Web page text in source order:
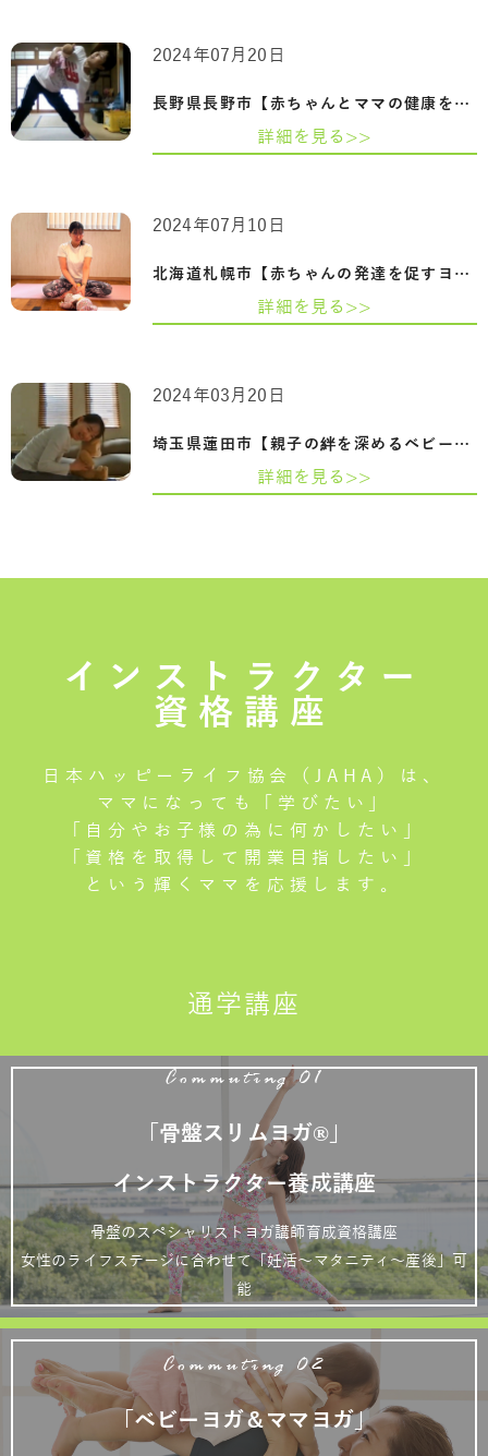
長野県長野市【赤ちゃんとママの健康を守…
2024年07月20日
詳細を見る>>
北海道札幌市【赤ちゃんの発達を促すヨガ…
2024年07月10日
詳細を見る>>
埼玉県蓮田市【親子の絆を深めるベビーヨ…
2024年03月20日
詳細を見る>>
インストラクター
資格講座
日本ハッピーライフ協会（JAHA）は、
ママになっても「学びたい」
「自分やお子様の為に何かしたい」
「資格を取得して開業目指したい」
という輝くママを応援します。
通学講座
Commuting 01
「骨盤スリムヨガ®」
インストラクター養成講座
骨盤のスペシャリストヨガ講師育成資格講座
女性のライフステージに合わせて「妊活～マタニティ～産後」可
能
Commuting 02
「ベビーヨガ＆ママヨガ」